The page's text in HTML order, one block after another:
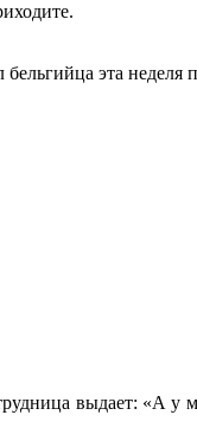
эта
выдает: «А